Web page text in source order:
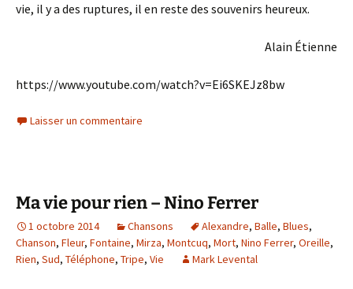
vie, il y a des ruptures, il en reste des souvenirs heureux.
Alain Étienne
https://www.youtube.com/watch?v=Ei6SKEJz8bw
Laisser un commentaire
Ma vie pour rien – Nino Ferrer
1 octobre 2014 Chansons Alexandre, Balle, Blues,
Chanson, Fleur, Fontaine, Mirza, Montcuq, Mort, Nino Ferrer, Oreille,
Rien, Sud, Téléphone, Tripe, Vie Mark Levental